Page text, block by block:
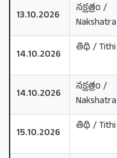
13.10.2026
నక్షత్రం /
Nakshatra
14.10.2026
తిథి / Tithi
14.10.2026
నక్షత్రం /
Nakshatra
15.10.2026
తిథి / Tithi